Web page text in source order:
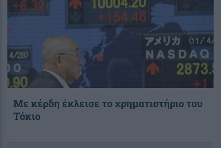
Με κέρδη έκλεισε το χρηματιστήριο του
Τόκιο